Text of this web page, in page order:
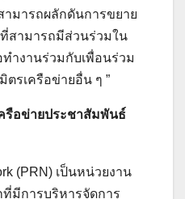
ามารถผลักดันการขยาย
สามารถมีส่วนร่วมใน
ำงานร่วมกับเพื่อนร่วม
รเครือข่ายอื่น ๆ ”
ครือข่ายประชาสัมพันธ์
(PRN) เป็นหน่วยงาน
มีการบริหารจัดการ